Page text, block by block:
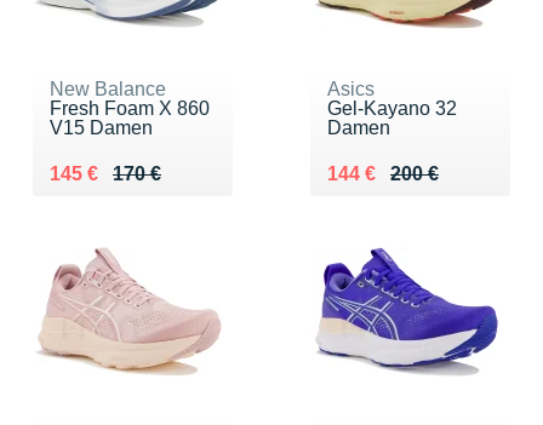
New Balance
Fresh Foam X 860
V15 Damen
170 €
Au lieu de 170 €
145 €
Vendu 145 €
Asics
Gel-Kayano 32
Damen
200 €
Au lieu de 200 €
144 €
Vendu 144 €